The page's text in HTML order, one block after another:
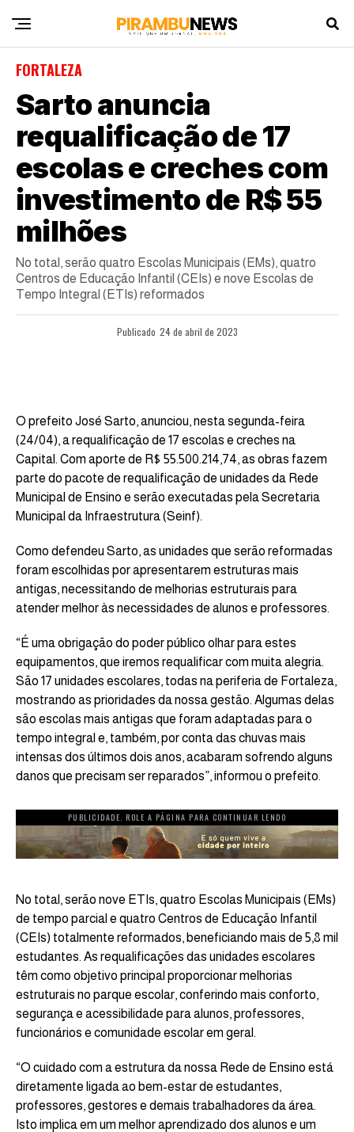
FORTALEZA
Sarto anuncia
requalificação de 17
escolas e creches com
investimento de R$ 55
milhões
No total, serão quatro Escolas Municipais (EMs), quatro
Centros de Educação Infantil (CEIs) e nove Escolas de
Tempo Integral (ETIs) reformados
Publicado 24 de abril de 2023
O prefeito José Sarto, anunciou, nesta segunda-feira
(24/04), a requalificação de 17 escolas e creches na
Capital. Com aporte de R$ 55.500.214,74, as obras fazem
parte do pacote de requalificação de unidades da Rede
Municipal de Ensino e serão executadas pela Secretaria
Municipal da Infraestrutura (Seinf).
Como defendeu Sarto, as unidades que serão reformadas
foram escolhidas por apresentarem estruturas mais
antigas, necessitando de melhorias estruturais para
atender melhor às necessidades de alunos e professores.
“É uma obrigação do poder público olhar para estes
equipamentos, que iremos requalificar com muita alegria.
São 17 unidades escolares, todas na periferia de Fortaleza,
mostrando as prioridades da nossa gestão. Algumas delas
são escolas mais antigas que foram adaptadas para o
tempo integral e, também, por conta das chuvas mais
intensas dos últimos dois anos, acabaram sofrendo alguns
danos que precisam ser reparados”, informou o prefeito.
PUBLICIDADE. ROLE A PÁGINA PARA CONTINUAR LENDO
No total, serão nove ETIs, quatro Escolas Municipais (EMs)
de tempo parcial e quatro Centros de Educação Infantil
(CEIs) totalmente reformados, beneficiando mais de 5,8 mil
estudantes. As requalificações das unidades escolares
têm como objetivo principal proporcionar melhorias
estruturais no parque escolar, conferindo mais conforto,
segurança e acessibilidade para alunos, professores,
funcionários e comunidade escolar em geral.
“O cuidado com a estrutura da nossa Rede de Ensino está
diretamente ligada ao bem-estar de estudantes,
professores, gestores e demais trabalhadores da área.
Isto implica em um melhor aprendizado dos alunos e um